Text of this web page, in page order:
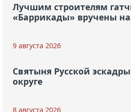
Лучшим строителям
«Баррикады» вручены
9 августа 2026
Святыня Русской
округе
8 августа 2026